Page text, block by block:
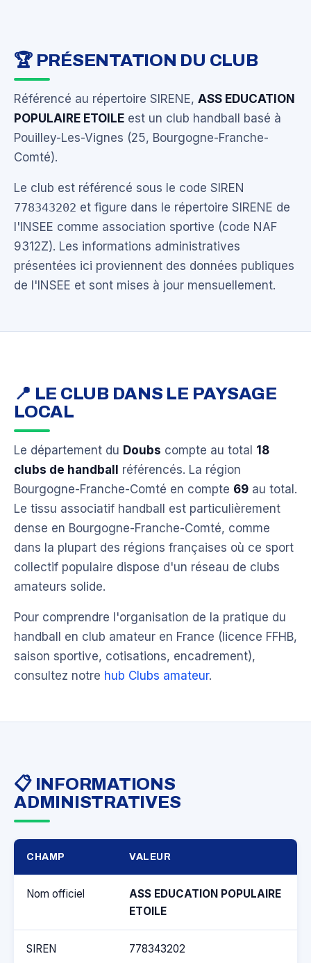
🏆 PRÉSENTATION DU CLUB
Référencé au répertoire SIRENE, ASS EDUCATION
POPULAIRE ETOILE est un club handball basé à
Pouilley-Les-Vignes (25, Bourgogne-Franche-
Comté).
Le club est référencé sous le code SIREN
778343202 et figure dans le répertoire SIRENE de
l'INSEE comme association sportive (code NAF
9312Z). Les informations administratives
présentées ici proviennent des données publiques
de l'INSEE et sont mises à jour mensuellement.
📍 LE CLUB DANS LE PAYSAGE
LOCAL
Le département du Doubs compte au total 18
clubs de handball
référencés. La région
Bourgogne-Franche-Comté en compte 69 au total.
Le tissu associatif handball est particulièrement
dense en Bourgogne-Franche-Comté, comme
dans la plupart des régions françaises où ce sport
collectif populaire dispose d'un réseau de clubs
amateurs solide.
Pour comprendre l'organisation de la pratique du
handball en club amateur en France (licence FFHB,
saison sportive, cotisations, encadrement),
consultez notre hub Clubs amateur.
📋 INFORMATIONS
ADMINISTRATIVES
CHAMP VALEUR
Nom officiel
ASS EDUCATION POPULAIRE
ETOILE
SIREN 778343202